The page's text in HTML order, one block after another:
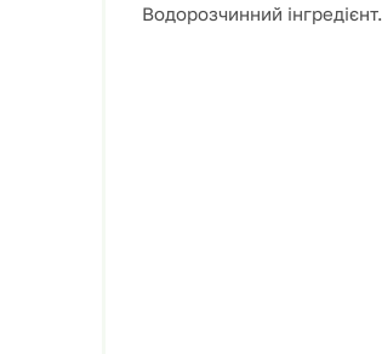
Водорозчинний інгредієнт.